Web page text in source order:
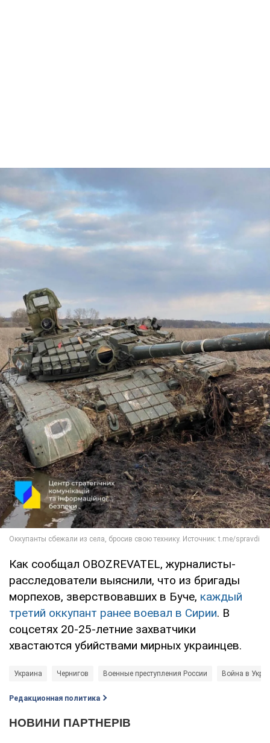
Как сообщал OBOZREVATEL, журналисты-
расследователи выяснили, что из бригады
морпехов, зверствовавших в Буче, каждый
третий оккупант ранее воевал в Сирии. В
соцсетях 20-25-летние захватчики
хвастаются убийствами мирных украинцев.
Украина Чернигов Военные преступления России Война в
Редакционная политика